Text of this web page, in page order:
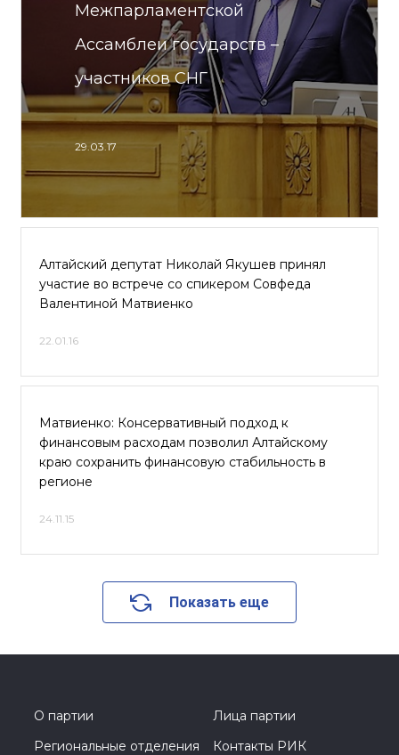
Межпарламентской
Ассамблеи государств –
участников СНГ
29.03.17
Алтайский депутат Николай Якушев принял
участие во встрече со спикером Совфеда
Валентиной Матвиенко
22.01.16
Матвиенко: Консервативный подход к
финансовым расходам позволил Алтайскому
краю сохранить финансовую стабильность в
регионе
24.11.15
Показать еще
О партии
Лица партии
Региональные отделения
Контакты РИК